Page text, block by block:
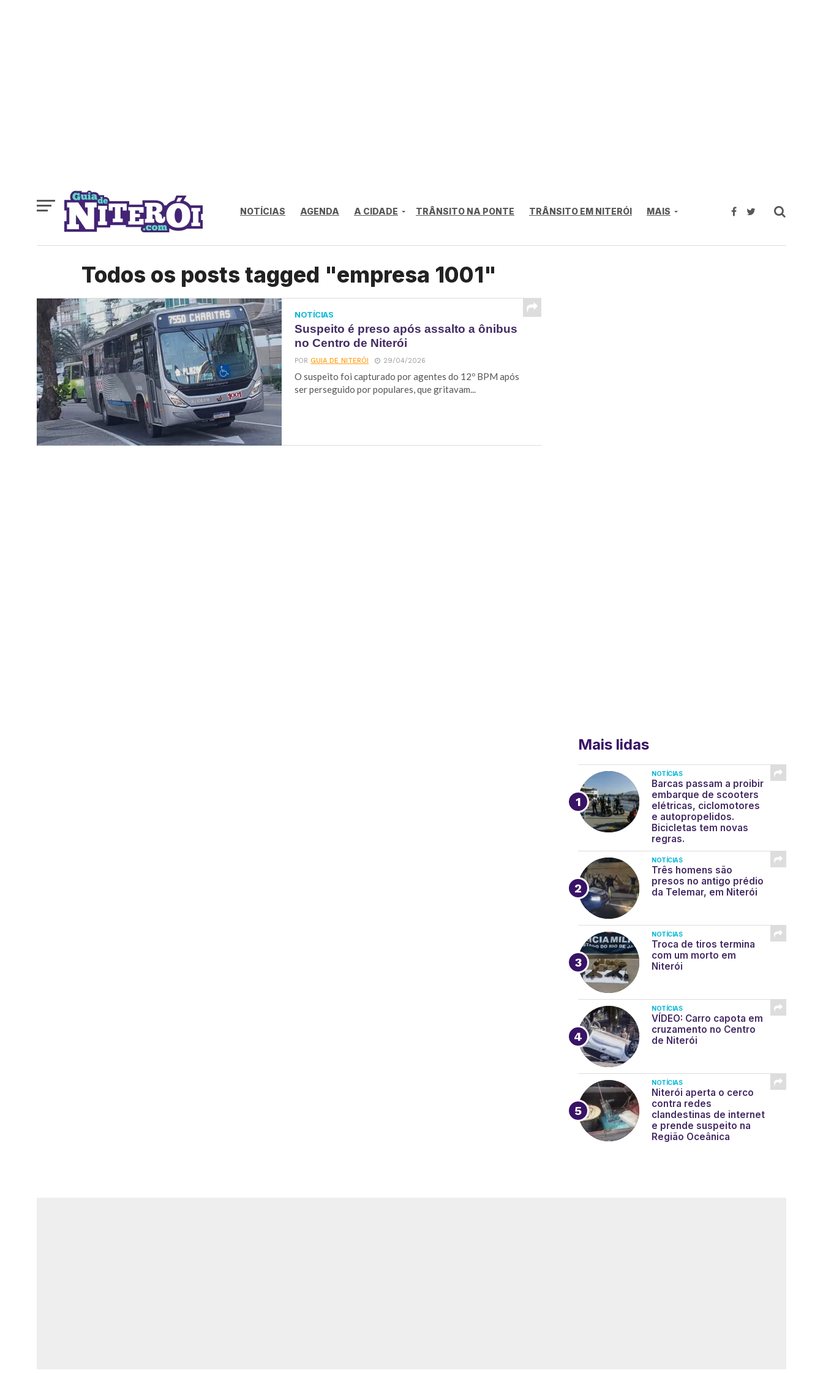
NOTÍCIAS AGENDA A CIDADE TRÂNSITO NA PONTE TRÂNSITO EM NITERÓI MAIS
Todos os posts tagged "empresa 1001"
NOTÍCIAS
Suspeito é preso após assalto a ônibus
no Centro de Niterói
PORGUIA DE NITERÓI 29/04/2026
O suspeito foi capturado por agentes do 12º BPM após
ser perseguido por populares, que gritavam...
Mais lidas
NOTÍCIAS
Barcas passam a proibir
embarque de scooters
elétricas, ciclomotores
e autopropelidos.
Bicicletas tem novas
regras.
NOTÍCIAS
Três homens são
presos no antigo prédio
da Telemar, em Niterói
NOTÍCIAS
Troca de tiros termina
com um morto em
Niterói
NOTÍCIAS
VÍDEO: Carro capota em
cruzamento no Centro
de Niterói
NOTÍCIAS
Niterói aperta o cerco
contra redes
clandestinas de internet
e prende suspeito na
Região Oceânica